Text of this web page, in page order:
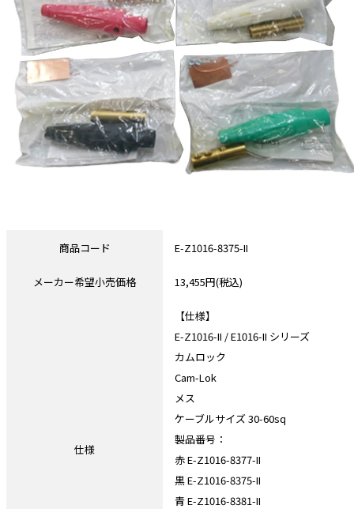
商品コード E-Z1016-8375-II
メーカー希望小売価格 13,455円(税込)
仕様
【仕様】
E-Z1016-II / E1016-II シリーズ
カムロック
Cam-Lok
メス
ケーブルサイズ 30-60sq
製品番号：
赤 E-Z1016-8377-II
黒 E-Z1016-8375-II
青 E-Z1016-8381-II